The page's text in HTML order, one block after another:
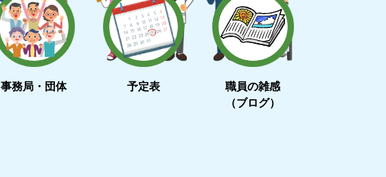
事務局・団体 予定表
職員の雑感
（ブログ）